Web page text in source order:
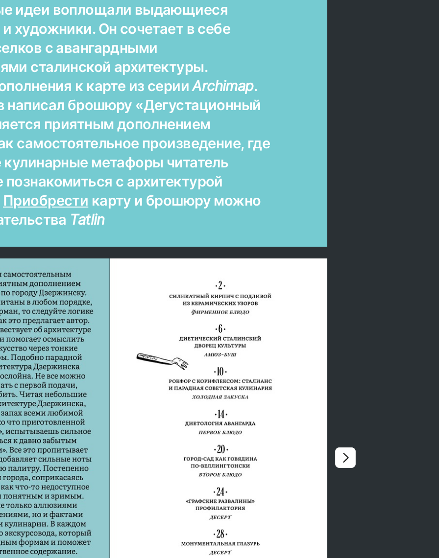
идеи воплощали выдающиеся
художники. Он сочетает в себе
с авангардными
сталинской архитектуры.
к карте из серииArchimap.
написал брошюру «Дегустационный
приятным дополнением
самостоятельное произведение, где
кулинарные метафоры читатель
с архитектурой
Приобрести карту и брошюру можно
Tatlin